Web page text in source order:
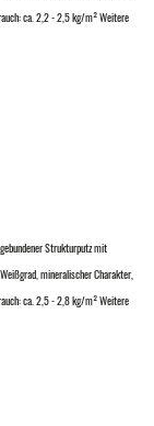
ca. 2,2 - 2,5 kg/m² Weitere
Strukturputz mit
mineralischer Charakter,
ca. 2,5 - 2,8 kg/m² Weitere